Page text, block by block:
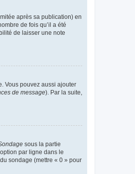
après sa publication) en
de fois qu’il a été
de laisser une note
Vous pouvez aussi ajouter
de message). Par la suite,
sous la partie
par ligne dans le
sondage (mettre « 0 » pour